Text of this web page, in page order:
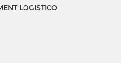
LOGISTICO